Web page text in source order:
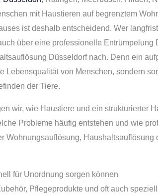
mit Haustieren auf begrenztem
ist deshalb entscheidend. Wer
über eine professionelle Entrümpelung
Düsseldorf nach. Denn ein
Lebensqualität von Menschen, sondern
der Tiere.
wir, wie Haustiere und ein strukturierter
Probleme häufig entstehen und wie
Wohnungsauflösung, Haushaltsauflösung
für Unordnung sorgen können
Pflegeprodukte und oft auch